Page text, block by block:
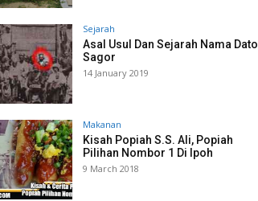
Sejarah
Asal Usul Dan Sejarah Nama Dato
Sagor
14 January 2019
Makanan
Kisah Popiah S.S. Ali, Popiah
Pilihan Nombor 1 Di Ipoh
9 March 2018